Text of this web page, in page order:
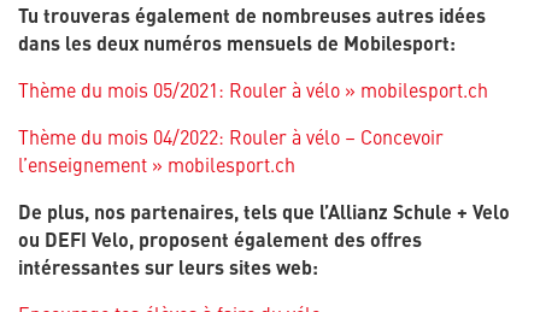
Tu trouveras également de nombreuses autres idées
dans les deux numéros mensuels de Mobilesport:
Thème du mois 05/2021: Rouler à vélo » mobilesport.ch
Thème du mois 04/2022: Rouler à vélo – Concevoir
l’enseignement » mobilesport.ch
De plus, nos partenaires, tels que l’Allianz Schule + Velo
ou DEFI Velo, proposent également des offres
intéressantes sur leurs sites web: